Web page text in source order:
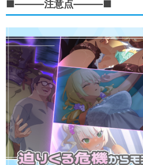
■―――注意点―――■